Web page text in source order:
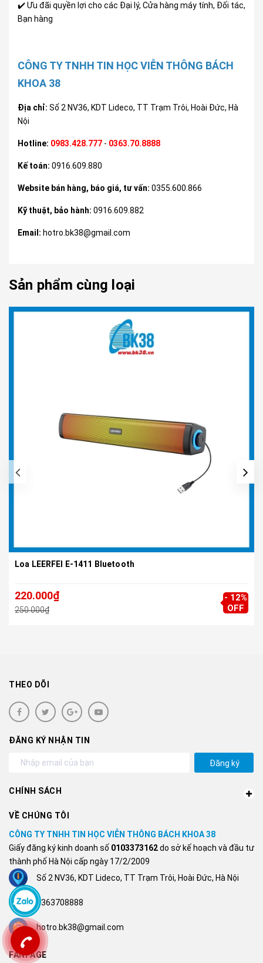
✔️ Ưu đãi quyền lợi cho các Đại lý, Cửa hàng máy tính, Đối tác,
Bạn hàng
CÔNG TY TNHH TIN HỌC VIỄN THÔNG BÁCH
KHOA 38
Địa chỉ: Số 2 NV36, KDT Lideco, TT Trạm Trôi, Hoài Đức, Hà
Nội
Hotline: 0983.428.777 - 0363.70.8888
Kế toán: 0916.609.880
Website bán hàng, báo giá, tư vấn: 0355.600.866
Kỹ thuật, bảo hành: 0916.609.882
Email: hotro.bk38@gmail.com
Sản phẩm cùng loại
Loa LEERFEI E-1411 Bluetooth
220.000₫
250.000₫
- 12%
OFF
THEO DÕI
ĐĂNG KÝ NHẬN TIN
Đăng ký
CHÍNH SÁCH
VỀ CHÚNG TÔI
CÔNG TY TNHH TIN HỌC VIỄN THÔNG BÁCH KHOA 38
Giấy đăng ký kinh doanh số 0103373162do sở kế hoạch và đầu tư
thành phố Hà Nội cấp ngày 17/2/2009
Số 2 NV36, KDT Lideco, TT Trạm Trôi, Hoài Đức, Hà Nội
0363708888
hotro.bk38@gmail.com
FANPAGE